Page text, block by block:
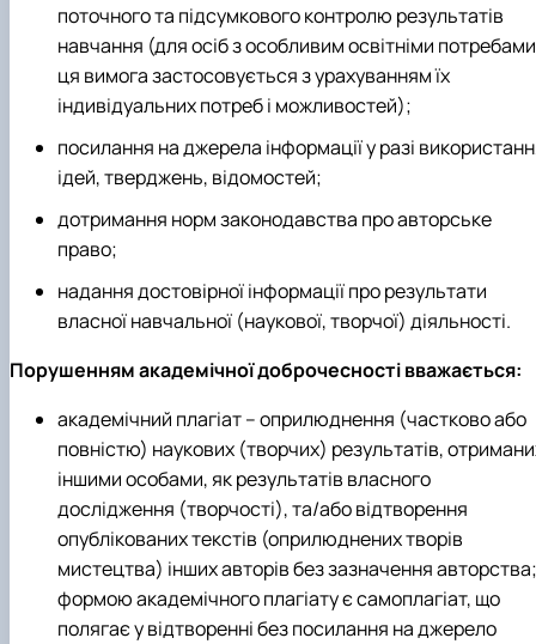
поточного та підсумкового контролю результатів
навчання (для осіб з особливим освітніми потребами
ця вимога застосовується з урахуванням їх
індивідуальних потреб і можливостей);
посилання на джерела інформації у разі
ідей, тверджень, відомостей;
дотримання норм законодавства про авторське
право;
надання достовірної інформації про результати
власної навчальної (наукової, творчої) діяльності.
Порушенням академічної доброчесності вважається:
академічний плагіат – оприлюднення (частково або
повністю) наукових (творчих) результатів,
іншими особами, як результатів власного
дослідження (творчості), та/або відтворення
опублікованих текстів (оприлюднених творів
мистецтва) інших авторів без зазначення авторства;
формою академічного плагіату є самоплагіат, що
полягає у відтворенні без посилання на джерело